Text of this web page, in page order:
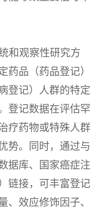
和观察性研究方
药品（药品登记）
登记）人群的特定
登记数据在评估罕
疗药物或特殊人群
势。同时，通过与
据库、国家癌症注
链接，可丰富登记
、效应修饰因子、